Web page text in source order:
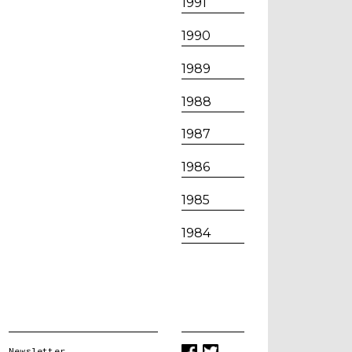
1990
1989
1988
1987
1986
1985
1984